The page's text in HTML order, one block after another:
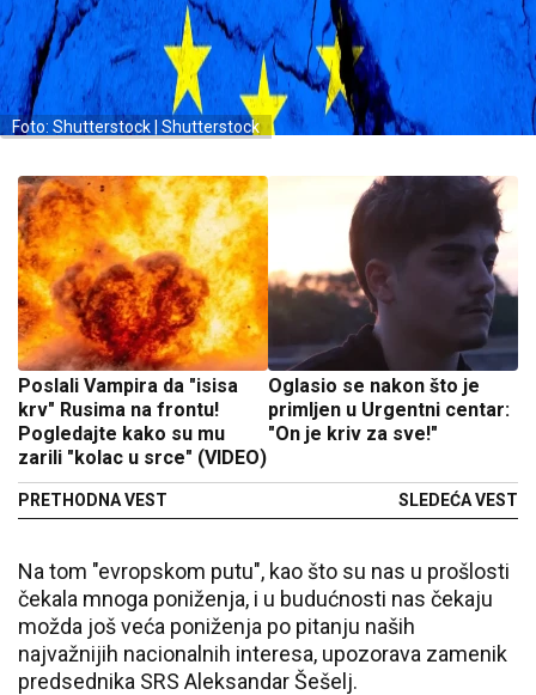
Foto: Shutterstock | Shutterstock
Poslali Vampira da "isisa
krv" Rusima na frontu!
Pogledajte kako su mu
zarili "kolac u srce" (VIDEO)
PRETHODNA VEST
Oglasio se nakon što je
primljen u Urgentni centar:
"On je kriv za sve!"
SLEDEĆA VEST
Na tom "evropskom putu", kao što su nas u prošlosti
čekala mnoga poniženja, i u budućnosti nas čekaju
možda još veća poniženja po pitanju naših
najvažnijih nacionalnih interesa, upozorava zamenik
predsednika SRS Aleksandar Šešelj.